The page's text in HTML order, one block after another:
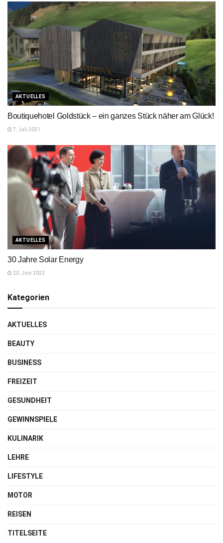
AKTUELLES
Boutiquehotel Goldstück – ein ganzes Stück näher am Glück!
7. Juli 2021
AKTUELLES
30 Jahre Solar Energy
20. Juni 2022
Kategorien
AKTUELLES
BEAUTY
BUSINESS
FREIZEIT
GESUNDHEIT
GEWINNSPIELE
KULINARIK
LEHRE
LIFESTYLE
MOTOR
REISEN
TITELSEITE